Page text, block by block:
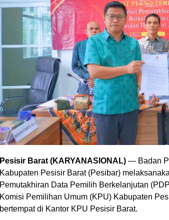
Pesisir Barat (KARYANASIONAL) — Badan
Kabupaten Pesisir Barat (Pesibar)
Pemutakhiran Data Pemilih Berkelanjutan
Komisi Pemilihan Umum (KPU) Kabupaten
bertempat di Kantor KPU Pesisir Barat.